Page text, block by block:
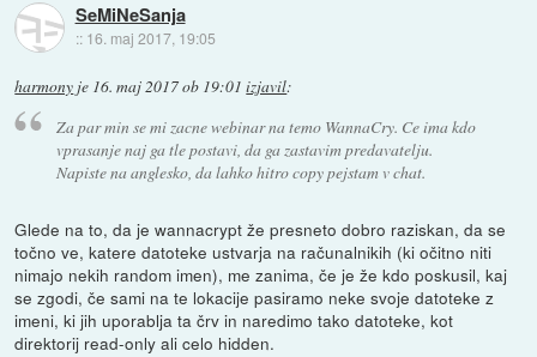
SeMiNeSanja
:: 16. maj 2017, 19:05
harmony je 16. maj 2017 ob 19:01 izjavil:
Za par min se mi zacne webinar na temo WannaCry. Ce ima kdo
vprasanje naj ga tle postavi, da ga zastavim predavatelju.
Napiste na anglesko, da lahko hitro copy pejstam v chat.
Glede na to, da je wannacrypt že presneto dobro raziskan, da se
točno ve, katere datoteke ustvarja na računalnikih (ki očitno niti
nimajo nekih random imen), me zanima, če je že kdo poskusil, kaj
se zgodi, če sami na te lokacije pasiramo neke svoje datoteke z
imeni, ki jih uporablja ta črv in naredimo tako datoteke, kot
direktorij read-only ali celo hidden.